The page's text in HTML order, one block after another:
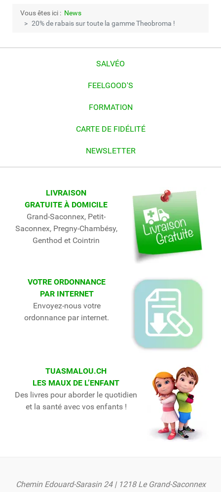
Vous êtes ici : News
20% de rabais sur toute la gamme Theobroma !
SALVÉO
FEELGOOD'S
FORMATION
CARTE DE FIDÉLITÉ
NEWSLETTER
LIVRAISON
GRATUITE À DOMICILE
Grand-Saconnex, Petit-
Saconnex, Pregny-Chambésy,
Genthod et Cointrin
VOTRE ORDONNANCE
PAR INTERNET
Envoyez-nous votre
ordonnance par internet.
TUASMALOU.CH
LES MAUX DE L’ENFANT
Des livres pour aborder le quotidien
et la santé avec vos enfants !
Chemin Edouard-Sarasin 24 | 1218 Le Grand-Saconnex